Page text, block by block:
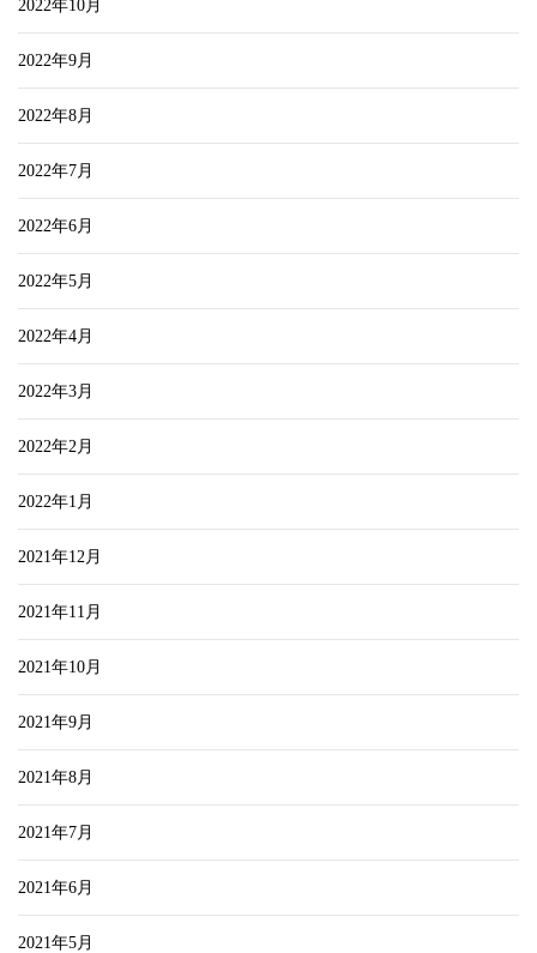
2022年10月
2022年9月
2022年8月
2022年7月
2022年6月
2022年5月
2022年4月
2022年3月
2022年2月
2022年1月
2021年12月
2021年11月
2021年10月
2021年9月
2021年8月
2021年7月
2021年6月
2021年5月